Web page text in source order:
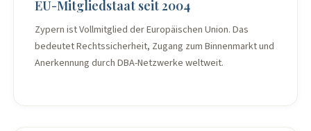
EU-Mitgliedstaat seit 2004
Zypern ist Vollmitglied der Europäischen Union. Das
bedeutet Rechtssicherheit, Zugang zum Binnenmarkt und
Anerkennung durch DBA-Netzwerke weltweit.